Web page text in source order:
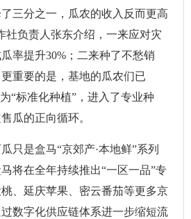
三分之一，瓜农的收入反而更高
社负责人张东介绍，一来应对灾
率提升30%；二来种了不愁销
重要的是，基地的瓜农们已
“标准化种植”，进入了专业种
瓜的正向循环。
是盒马“京郊产·本地鲜”系列
将在全年持续推出“一区一品”专
、延庆苹果、密云番茄等更多京
数字化供应链体系进一步缩短流